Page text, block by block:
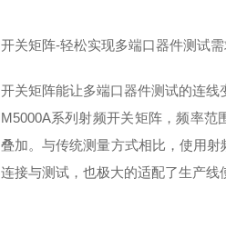
开关矩阵-轻松实现多端口器件测试
开关矩阵能让多端口器件测试的连
M5000A系列射频开关矩阵，频率范
叠加。与传统测量方式相比，使用
连接与测试，也极大的适配了生产线